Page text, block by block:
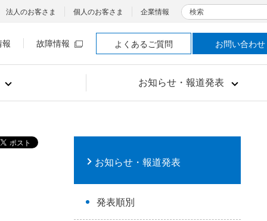
お知らせ・報道発表
法人のお客さま 個人のお客さま 企業情報 検索
報 故障情報 よくあるご質問 お問い合わせ
お知らせ・報道発表
発表順別